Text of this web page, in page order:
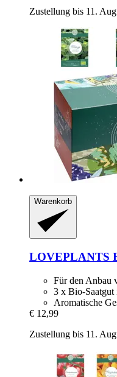
Zustellung bis 11.
Warenkorb
LOVEPLANTS
Für den Anbau
3 x Bio-
Aromatische
€ 12,99
Zustellung bis 11.